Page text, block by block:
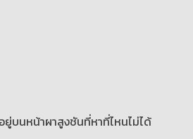
ยู่บนหน้าผาสูงชันที่หาที่ไหนไม่ได้